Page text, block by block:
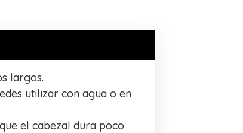
largos.
utilizar con agua o en
el cabezal dura poco